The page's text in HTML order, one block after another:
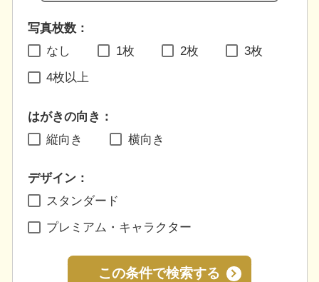
写真枚数：
なし
1枚 2枚 3枚
4枚以上
はがきの向き：
縦向き
横向き
デザイン：
スタンダード
プレミアム・キャラクター
この条件で検索する